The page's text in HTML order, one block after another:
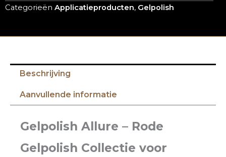
Categorieën Applicatieproducten, Gelpolish
Beschrijving
Aanvullende informatie
Gelpolish Allure – Rode
Gelpolish Collectie voor